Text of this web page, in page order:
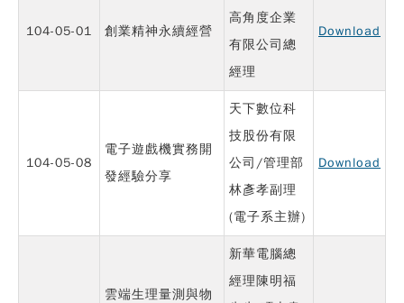
104-05-01 創業精神永續經營
高角度企業
有限公司總
經理
Download
104-05-08
電子遊戲機實務開
發經驗分享
天下數位科
技股份有限
公司/管理部
林彥孝副理
(電子系主辦)
Download
雲端生理量測與物
新華電腦總
經理陳明福